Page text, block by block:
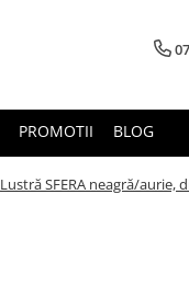
PROMOTII BLOG
Lustră SFERA neagră/aurie,